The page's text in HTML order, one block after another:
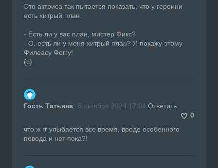
Это актриса так пытается показать, что у героини
есть хитрый план.
- Есть ли у вас план, мистер Фикс?
- О, есть ли у меня хитрый план? Я покажу этому
Филеасу Фоггу!
(с)
Гость Татьяна 6 октября 2024 17:04 Ответить
0
что ж гг улыбается все время, вроде особенного
повода и нет пока?!